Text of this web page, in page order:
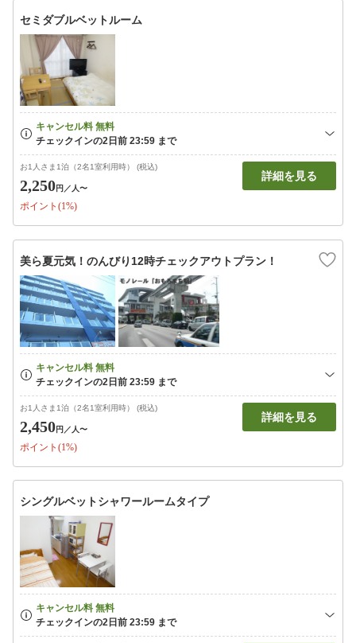
セミダブルベットルーム
お1人さま1泊（2名1室利用時） (税込)
2,250円 ／人〜
ポイント(1%)
詳細を見る
美ら夏元気！のんびり12時チェックアウトプラン！
お1人さま1泊（2名1室利用時） (税込)
2,450円 ／人〜
ポイント(1%)
詳細を見る
シングルベットシャワールームタイプ